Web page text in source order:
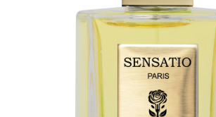
Marques Françaises